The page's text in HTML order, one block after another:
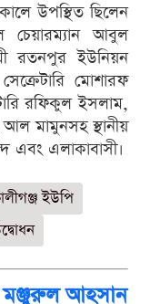
উপস্থিত ছিলেন
চেয়ারম্যান আবুল
রতনপুর ইউনিয়ন
মোশারফ
রফিকুল ইসলাম,
আল মামুনসহ স্থানীয়
এবং এলাকাবাসী।
ইউপি
মঞ্জুরুল আহসান